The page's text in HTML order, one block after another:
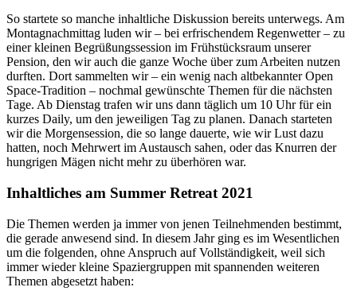
So startete so manche inhaltliche Diskussion bereits unterwegs. Am
Montagnachmittag luden wir – bei erfrischendem Regenwetter – zu
einer kleinen Begrüßungssession im Frühstücksraum unserer
Pension, den wir auch die ganze Woche über zum Arbeiten nutzen
durften. Dort sammelten wir – ein wenig nach altbekannter Open
Space-Tradition – nochmal gewünschte Themen für die nächsten
Tage. Ab Dienstag trafen wir uns dann täglich um 10 Uhr für ein
kurzes Daily, um den jeweiligen Tag zu planen. Danach starteten
wir die Morgensession, die so lange dauerte, wie wir Lust dazu
hatten, noch Mehrwert im Austausch sahen, oder das Knurren der
hungrigen Mägen nicht mehr zu überhören war.
Inhaltliches am Summer Retreat 2021
Die Themen werden ja immer von jenen Teilnehmenden bestimmt,
die gerade anwesend sind. In diesem Jahr ging es im Wesentlichen
um die folgenden, ohne Anspruch auf Vollständigkeit, weil sich
immer wieder kleine Spaziergruppen mit spannenden weiteren
Themen abgesetzt haben: